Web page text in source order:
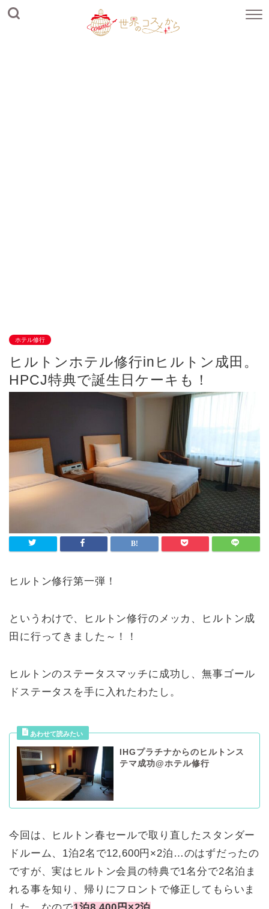
ホテル修行
ヒルトンホテル修行inヒルトン成田。
HPCJ特典で誕生日ケーキも！
ヒルトン修行第一弾！
というわけで、ヒルトン修行のメッカ、ヒルトン成
田に行ってきました～！！
ヒルトンのステータスマッチに成功し、無事ゴール
ドステータスを手に入れたわたし。
IHGプラチナからのヒルトンス
テマ成功@ホテル修行
今回は、ヒルトン春セールで取り直したスタンダー
ドルーム、1泊2名で12,600円×2泊…のはずだったの
ですが、実はヒルトン会員の特典で1名分で2名泊ま
れる事を知り、帰りにフロントで修正してもらいま